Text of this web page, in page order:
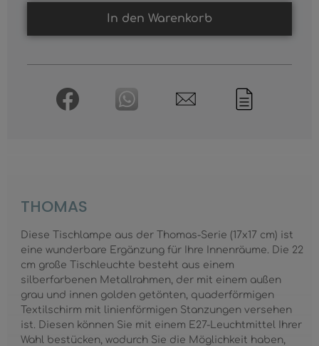
In den Warenkorb
THOMAS
Diese Tischlampe aus der Thomas-Serie (17x17 cm) ist
eine wunderbare Ergänzung für Ihre Innenräume. Die 22
cm große Tischleuchte besteht aus einem
silberfarbenen Metallrahmen, der mit einem außen
grau und innen golden getönten, quaderförmigen
Textilschirm mit linienförmigen Stanzungen versehen
ist. Diesen können Sie mit einem E27-Leuchtmittel Ihrer
Wahl bestücken, wodurch Sie die Möglichkeit haben,